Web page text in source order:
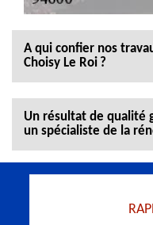
A qui confier nos
Choisy Le Roi ?
Un résultat de qualité
un spécialiste de la